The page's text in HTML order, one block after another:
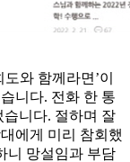
와 함께라면’이
니다. 전화 한 통
니다. 절하며 잘
에게 미리 참회했
니 망설임과 부담